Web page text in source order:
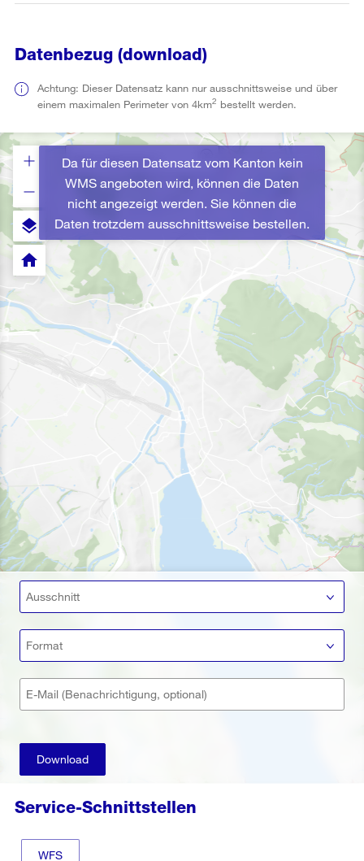
Datenbezug (download)
Achtung: Dieser Datensatz kann nur ausschnittsweise und über
einem maximalen Perimeter von 4km2 bestellt werden.
Da für diesen Datensatz vom Kanton kein
WMS angeboten wird, können die Daten
nicht angezeigt werden. Sie können die
Daten trotzdem ausschnittsweise bestellen.
layers
home
Ausschnitt
Format
E-Mail (Benachrichtigung, optional)
Download
Service-Schnittstellen
WFS